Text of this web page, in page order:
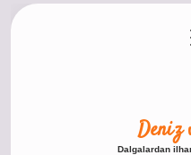
Gizlilik
Deniz
Dalgalardan